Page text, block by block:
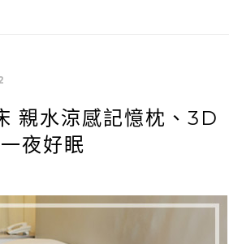
親水涼感記憶枕、3D
夜好眠